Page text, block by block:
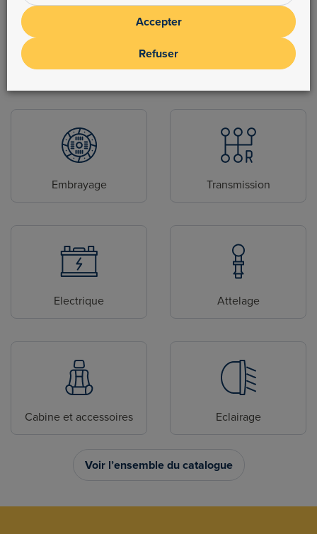
Freinage Moteur
Embrayage Transmission
Electrique Attelage
Cabine et accessoires Eclairage
Voir l’ensemble du catalogue
Accepter
Refuser